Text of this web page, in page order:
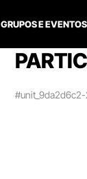
GRUPOS E EVENTOS